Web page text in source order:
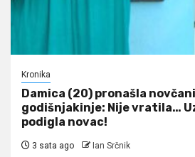
Kronika
Damica (20) pronašla
godišnjakinje: Nije vratila…
podigla novac!
3 sata ago Ian Srčnik